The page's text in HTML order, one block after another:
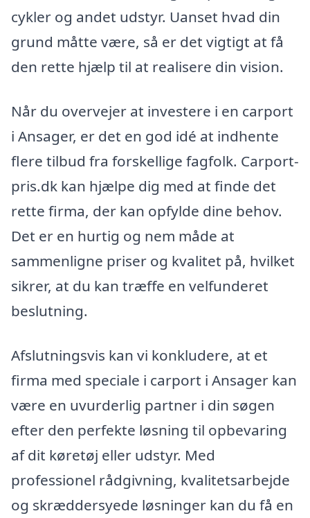
cykler og andet udstyr. Uanset hvad din
grund måtte være, så er det vigtigt at få
den rette hjælp til at realisere din vision.
Når du overvejer at investere i en carport
i Ansager, er det en god idé at indhente
flere tilbud fra forskellige fagfolk. Carport-
pris.dk kan hjælpe dig med at finde det
rette firma, der kan opfylde dine behov.
Det er en hurtig og nem måde at
sammenligne priser og kvalitet på, hvilket
sikrer, at du kan træffe en velfunderet
beslutning.
Afslutningsvis kan vi konkludere, at et
firma med speciale i carport i Ansager kan
være en uvurderlig partner i din søgen
efter den perfekte løsning til opbevaring
af dit køretøj eller udstyr. Med
professionel rådgivning, kvalitetsarbejde
og skræddersyede løsninger kan du få en